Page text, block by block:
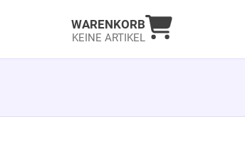
WARENKORB
KEINE ARTIKEL
Warenkorb